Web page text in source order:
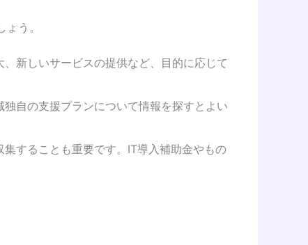
う。
新しいサービスの提供など、目的に応じて
自の支援プランについて情報を探すとよい
することも重要です。IT導入補助金やもの